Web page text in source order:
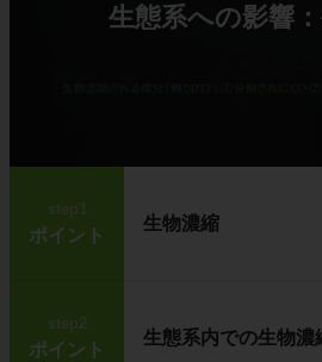
生態系への影響
step1
ポイント
生物濃縮
step2
ポイント
生態系内での生物濃